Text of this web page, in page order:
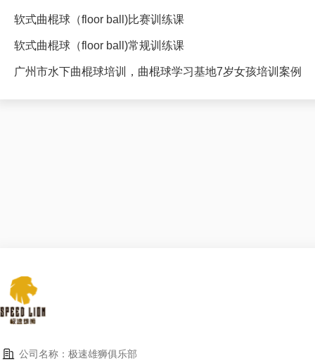
软式曲棍球（floor ball)比赛训练课
软式曲棍球（floor ball)常规训练课
广州市水下曲棍球培训，曲棍球学习基地7岁女孩培训案例
公司名称：极速雄狮俱乐部